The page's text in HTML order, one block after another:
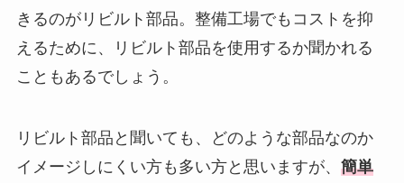
きるのがリビルト部品。整備工場でもコストを抑
えるために、リビルト部品を使用するか聞かれる
こともあるでしょう。
リビルト部品と聞いても、どのような部品なのか
イメージしにくい方も多い方と思いますが、 簡単